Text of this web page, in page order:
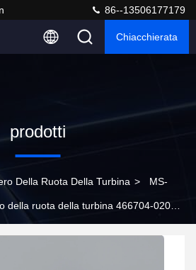
86--13506177179
Chiacchierata
prodotti
Della Ruota Della Turbina > MS-
della ruota della turbina 466704-0203